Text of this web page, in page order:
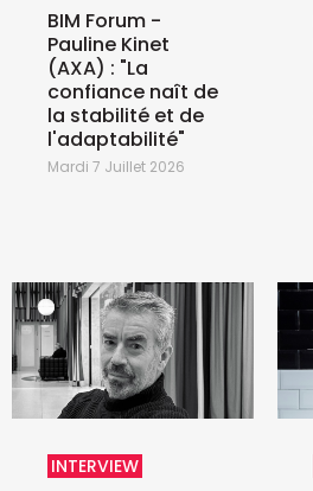
BIM Forum -
Pauline Kinet
(AXA) : "La
confiance naît de
la stabilité et de
l'adaptabilité"
Mardi 7 Juillet 2026
INTERVIEW